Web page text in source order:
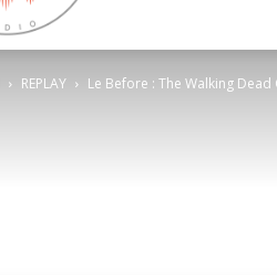
REPLAY Le Before : The Walking